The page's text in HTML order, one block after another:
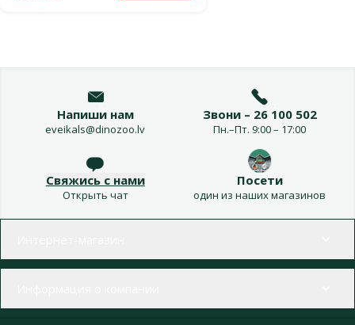
Напиши нам
eveikals@dinozoo.lv
Звони – 26 100 502
Пн.–Пт. 9:00 – 17:00
Свяжись с нами
Открыть чат
Посети
один из наших магазинов